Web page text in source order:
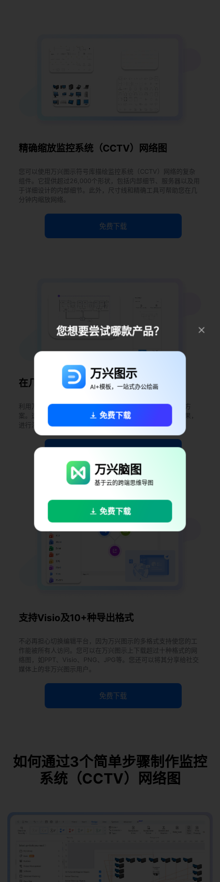
精确缩放监控系统（CCTV）网络图
您可以使用万兴图示符号库描绘监控系统（CCTV）网络的复杂
组件。它提供超过26,000个形状，包括内部细节、服务器以及用
于详细设计的内部细节。此外，尺寸线和精确工具可帮助您在几
分钟内缩放网络。
免费下载
在几秒钟内将网络图转换为幻灯片！
利用万兴图示的演示模式，与团队成员展示和讨论您的网络方
案。选择图表的方形区域，即可生成丰富的幻灯片。预览效果，
进行演示，并将幻灯片导出到您的设备上。
支持Visio及10+种导出格式
不必再担心切换编辑平台，因为万兴图示的多格式支持使您的工
作能被所有人访问。您可以在万兴图示上下载超过十种格式的网
络图，如PPT、Visio、PNG、JPG等。您还可以将其分享给社交
媒体上的非万兴图示用户。
免费下载
如何通过3个简单步骤制作监控
系统（CCTV）网络图
您想要尝试哪款产品？
万兴图示
AI+模板，一站式办公绘画
免费下载
万兴脑图
基于云的跨端思维导图
免费下载